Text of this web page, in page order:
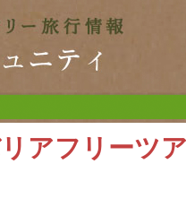
アフリーツ